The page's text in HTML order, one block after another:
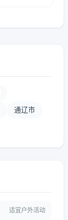
通辽市
适宜户外活动